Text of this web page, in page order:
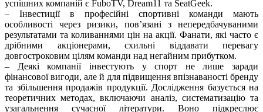
успішних компаній є FuboTV, Dream11 та SeatGeek.​
– Інвестиції в професійні спортивні команди мають
особливості через ризики, пов’язані з непередбачуваними
результатами та коливаннями цін на акції. Фанати, які часто є
дрібними акціонерами, схильні віддавати перевагу
довгостроковим цілям команди над негайним прибутком.​
– Деякі компанії інвестують у спорт не лише заради
фінансової вигоди, але й для підвищення впізнаваності бренду
та збільшення продажів продукції. Дослідження базується на
теоретичних методах, включаючи аналіз, систематизацію та
узагальнення сучасної літератури. Воно підкреслює